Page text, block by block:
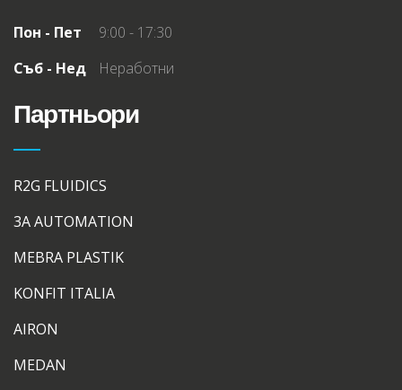
Пон - Пет
9:00 - 17:30
Съб - Нед
Неработни
Партньори
R2G FLUIDICS
3A AUTOMATION
MEBRA PLASTIK
KONFIT ITALIA
AIRON
MEDAN